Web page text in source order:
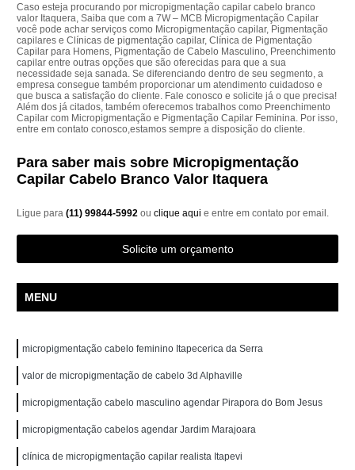
Caso esteja procurando por micropigmentação capilar cabelo branco
valor Itaquera, Saiba que com a 7W – MCB Micropigmentação Capilar
você pode achar serviços como Micropigmentação capilar, Pigmentação
capilares e Clínicas de pigmentação capilar, Clínica de Pigmentação
Capilar para Homens, Pigmentação de Cabelo Masculino, Preenchimento
capilar entre outras opções que são oferecidas para que a sua
necessidade seja sanada. Se diferenciando dentro de seu segmento, a
empresa consegue também proporcionar um atendimento cuidadoso e
que busca a satisfação do cliente. Fale conosco e solicite já o que precisa!
Além dos já citados, também oferecemos trabalhos como Preenchimento
Capilar com Micropigmentação e Pigmentação Capilar Feminina. Por isso,
entre em contato conosco,estamos sempre a disposição do cliente.
Para saber mais sobre Micropigmentação
Capilar Cabelo Branco Valor Itaquera
Ligue para(11) 99844-5992ouclique aqui e entre em contato por email.
Solicite um orçamento
MENU
micropigmentação cabelo feminino Itapecerica da Serra
valor de micropigmentação de cabelo 3d Alphaville
micropigmentação cabelo masculino agendar Pirapora do Bom Jesus
micropigmentação cabelos agendar Jardim Marajoara
clínica de micropigmentação capilar realista Itapevi